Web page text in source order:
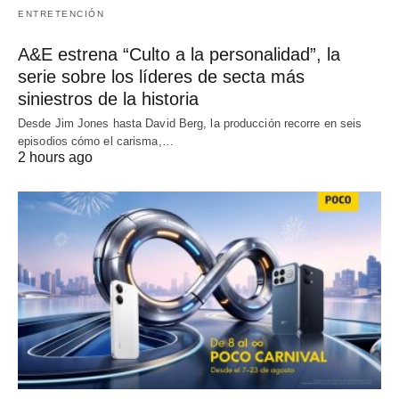
ENTRETENCIÓN
A&E estrena “Culto a la personalidad”, la
serie sobre los líderes de secta más
siniestros de la historia
Desde Jim Jones hasta David Berg, la producción recorre en seis
episodios cómo el carisma,…
2 hours ago